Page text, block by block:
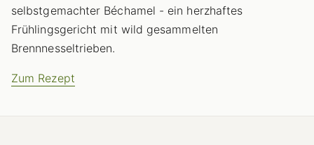
selbstgemachter Béchamel - ein herzhaftes
Frühlingsgericht mit wild gesammelten
Brennnesseltrieben.
Zum Rezept